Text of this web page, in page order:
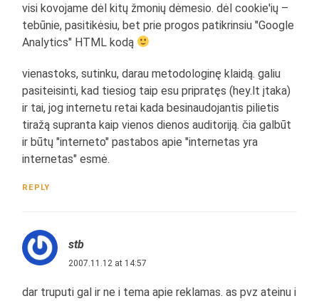
visi kovojame dėl kitų žmonių dėmesio. dėl cookie'ių –
tebūnie, pasitikėsiu, bet prie progos patikrinsiu "Google
Analytics" HTML kodą
vienastoks, sutinku, darau metodologinę klaidą. galiu
pasiteisinti, kad tiesiog taip esu pripratęs (hey.lt įtaka)
ir tai, jog internetu retai kada besinaudojantis pilietis
tiražą supranta kaip vienos dienos auditoriją. čia galbūt
ir būtų "interneto" pastabos apie "internetas yra
internetas" esmė.
REPLY
stb
2007.11.12 at 14:57
dar truputi gal ir ne i tema apie reklamas. as pvz ateinu i